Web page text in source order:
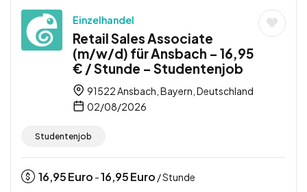
Einzelhandel
Retail Sales Associate
(m/w/d) für Ansbach – 16,95
€ / Stunde – Studentenjob
91522 Ansbach, Bayern, Deutschland
02/08/2026
Studentenjob
16,95Euro -16,95Euro / Stunde